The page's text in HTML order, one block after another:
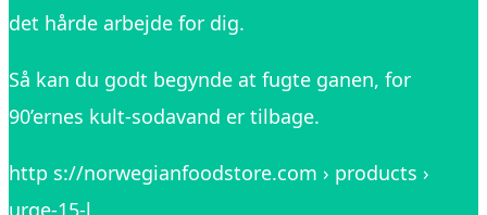
det hårde arbejde for dig.
Så kan du godt begynde at fugte ganen, for
90’ernes kult-sodavand er tilbage.
http s://norwegianfoodstore.com › products ›
urge-15-l